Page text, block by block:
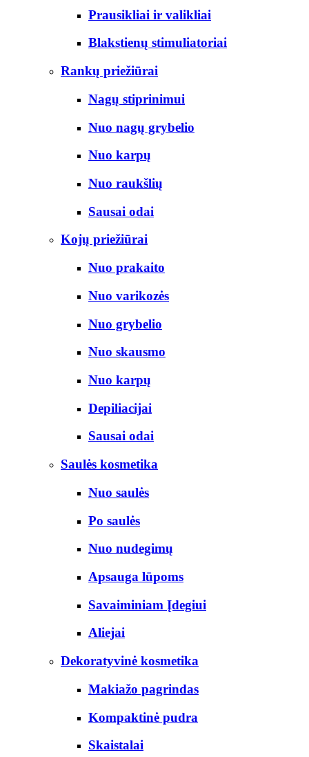
Prausikliai ir valikliai
Blakstienų stimuliatoriai
Rankų priežiūrai
Nagų stiprinimui
Nuo nagų grybelio
Nuo karpų
Nuo raukšlių
Sausai odai
Kojų priežiūrai
Nuo prakaito
Nuo varikozės
Nuo grybelio
Nuo skausmo
Nuo karpų
Depiliacijai
Sausai odai
Saulės kosmetika
Nuo saulės
Po saulės
Nuo nudegimų
Apsauga lūpoms
Savaiminiam Įdegiui
Aliejai
Dekoratyvinė kosmetika
Makiažo pagrindas
Kompaktinė pudra
Skaistalai